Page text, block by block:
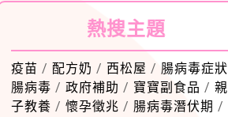
熱搜主題
疫苗 / 配方奶 / 西松屋 / 腸病毒症狀
腸病毒 / 政府補助 / 寶寶副食品 / 親
子教養 / 懷孕徵兆 / 腸病毒潛伏期 /